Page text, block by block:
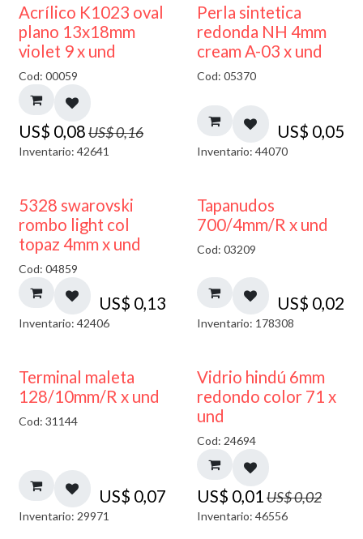
50% DESCUENTO
Acrílico K1023 oval
plano 13x18mm
violet 9 x und
Cod: 00059
US$ 0,08US$0,16
Inventario: 42641
Perla sintetica
redonda NH 4mm
cream A-03 x und
Cod: 05370
US$ 0,05
Inventario: 44070
5328 swarovski
rombo light col
topaz 4mm x und
Cod: 04859
US$ 0,13
Inventario: 42406
Tapanudos
700/4mm/R x und
Cod: 03209
US$ 0,02
Inventario: 178308
Terminal maleta
128/10mm/R x und
Cod: 31144
US$ 0,07
Inventario: 29971
40% DESCUENTO
Vidrio hindú 6mm
redondo color 71 x
und
Cod: 24694
US$ 0,01US$0,02
Inventario: 46556